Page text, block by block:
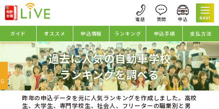
NAVI
ガイド オススメ 申込情報 ランキング 申込手順 支払方法
過去に人気の自動車学校
ランキングを調べる
昨年の申込データを元に人気ランキングを作成しました。高校
生、大学生、専門学校生、社会人、フリーターの職業別と男